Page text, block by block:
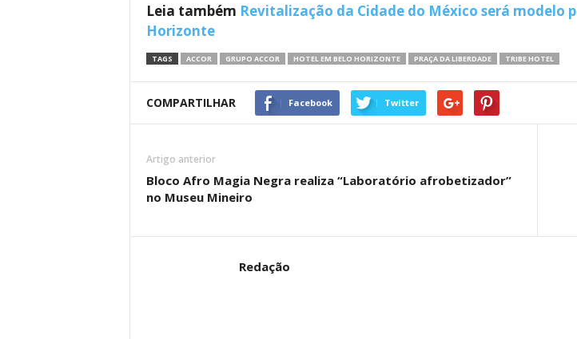
Leia também Revitalização da Cidade do México será
Horizonte
TAGS ACCOR GRUPO ACCOR HOTEL EM BELO HORIZONTE PRAÇA DA LIBERDADE TRIBE HOTEL
COMPARTILHAR Facebook Twitter
Artigo anterior
Bloco Afro Magia Negra realiza “Laboratório afrobetizador”
no Museu Mineiro
Redação